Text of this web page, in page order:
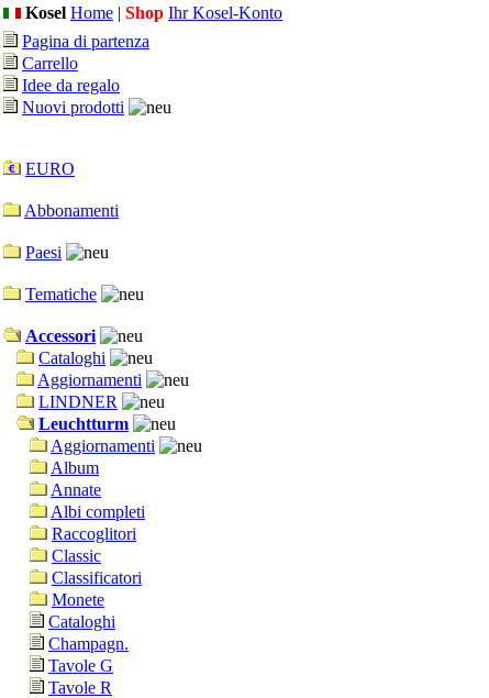
Kosel Home | Shop Ihr Kosel-Konto
Pagina di partenza
Carrello
Idee da regalo
Nuovi prodotti
EURO
Abbonamenti
Paesi
Tematiche
Accessori
Cataloghi
Aggiornamenti
LINDNER
Leuchtturm
Aggiornamenti
Album
Annate
Albi completi
Raccoglitori
Classic
Classificatori
Monete
Cataloghi
Champagn.
Tavole G
Tavole R